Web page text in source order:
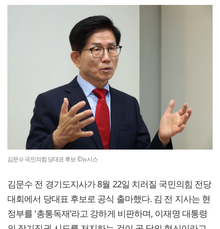
김문수 국민의힘 당대표 후보 ©뉴시스
김문수 전 경기도지사가 8월 22일 치러질 국민의힘 전당
대회에서 당대표 후보로 공식 출마했다. 김 전 지사는 현
정부를 '총통독재'라고 강하게 비판하며, 이재명 대통령